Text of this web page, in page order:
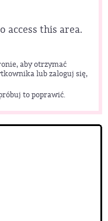
access this area.
aby otrzymać
lub zaloguj się,
to poprawić.